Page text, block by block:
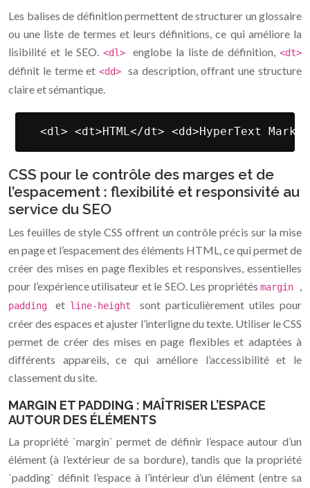
Les balises de définition permettent de structurer un glossaire
ou une liste de termes et leurs définitions, ce qui améliore la
lisibilité et le SEO.<dl>englobe la liste de définition,<dt>
définit le terme et<dd> sa description, offrant une structure
claire et sémantique.
<dl> <dt>HTML</dt> <dd>HyperText
CSS pour le contrôle des marges et de
l’espacement : flexibilité et responsivité au
service du SEO
Les feuilles de style CSS offrent un contrôle précis sur la mise
en page et l’espacement des éléments HTML, ce qui permet de
créer des mises en page flexibles et responsives, essentielles
pour l’expérience utilisateur et le SEO. Les propriétésmargin ,
paddinget line-height sont particulièrement utiles pour
créer des espaces et ajuster l’interligne du texte. Utiliser le CSS
permet de créer des mises en page flexibles et adaptées à
différents appareils, ce qui améliore l’accessibilité et le
classement du site.
MARGIN ET PADDING : MAÎTRISER L’ESPACE
AUTOUR DES ÉLÉMENTS
La propriété `margin` permet de définir l’espace autour d’un
élément (à l’extérieur de sa bordure), tandis que la propriété
`padding` définit l’espace à l’intérieur d’un élément (entre sa